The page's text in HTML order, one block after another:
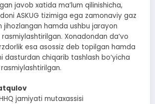
javob xatida ma’lum qilinishicha,
ASKUG tizimiga ega zamonaviy gaz
jihozlangan hamda ushbu jarayon
Xonadondan da’vo
esa asossiz deb topilgan hamda
dasturdan chiqarib tashlash bo‘yicha
jamiyati mutaxassisi